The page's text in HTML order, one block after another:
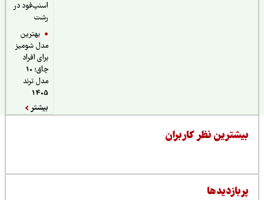
اسنپ‌فود در
بهترین
مدل شومیز
برای افراد
چاق؛ 10
مدل ترند
نظر کاربران